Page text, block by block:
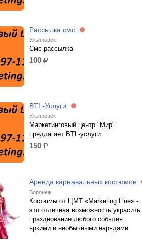
Рассылка смс
Ульяновск
Смс-рассылка
100 р.
BTL-Услуги
Ульяновск
Маркетинговый центр "Мир"
предлагает BTL-услуги
150 р.
Аренда карнавальных костюмов
Воронеж
Костюмы от ЦМТ «Marketing Line» -
это отличная возможность украсить
празднование любого события
яркими и необычными нарядами.